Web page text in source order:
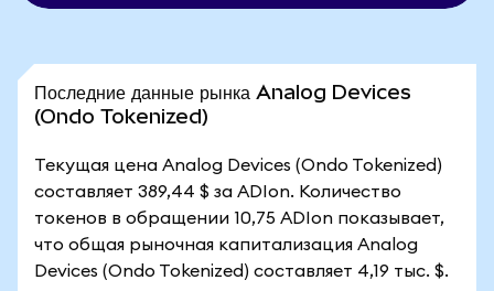
Последние данные рынка Analog Devices
(Ondo Tokenized)
Текущая цена Analog Devices (Ondo Tokenized)
составляет 389,44 $ за ADIon. Количество
токенов в обращении 10,75 ADIon показывает,
что общая рыночная капитализация Analog
Devices (Ondo Tokenized) составляет 4,19 тыс. $.